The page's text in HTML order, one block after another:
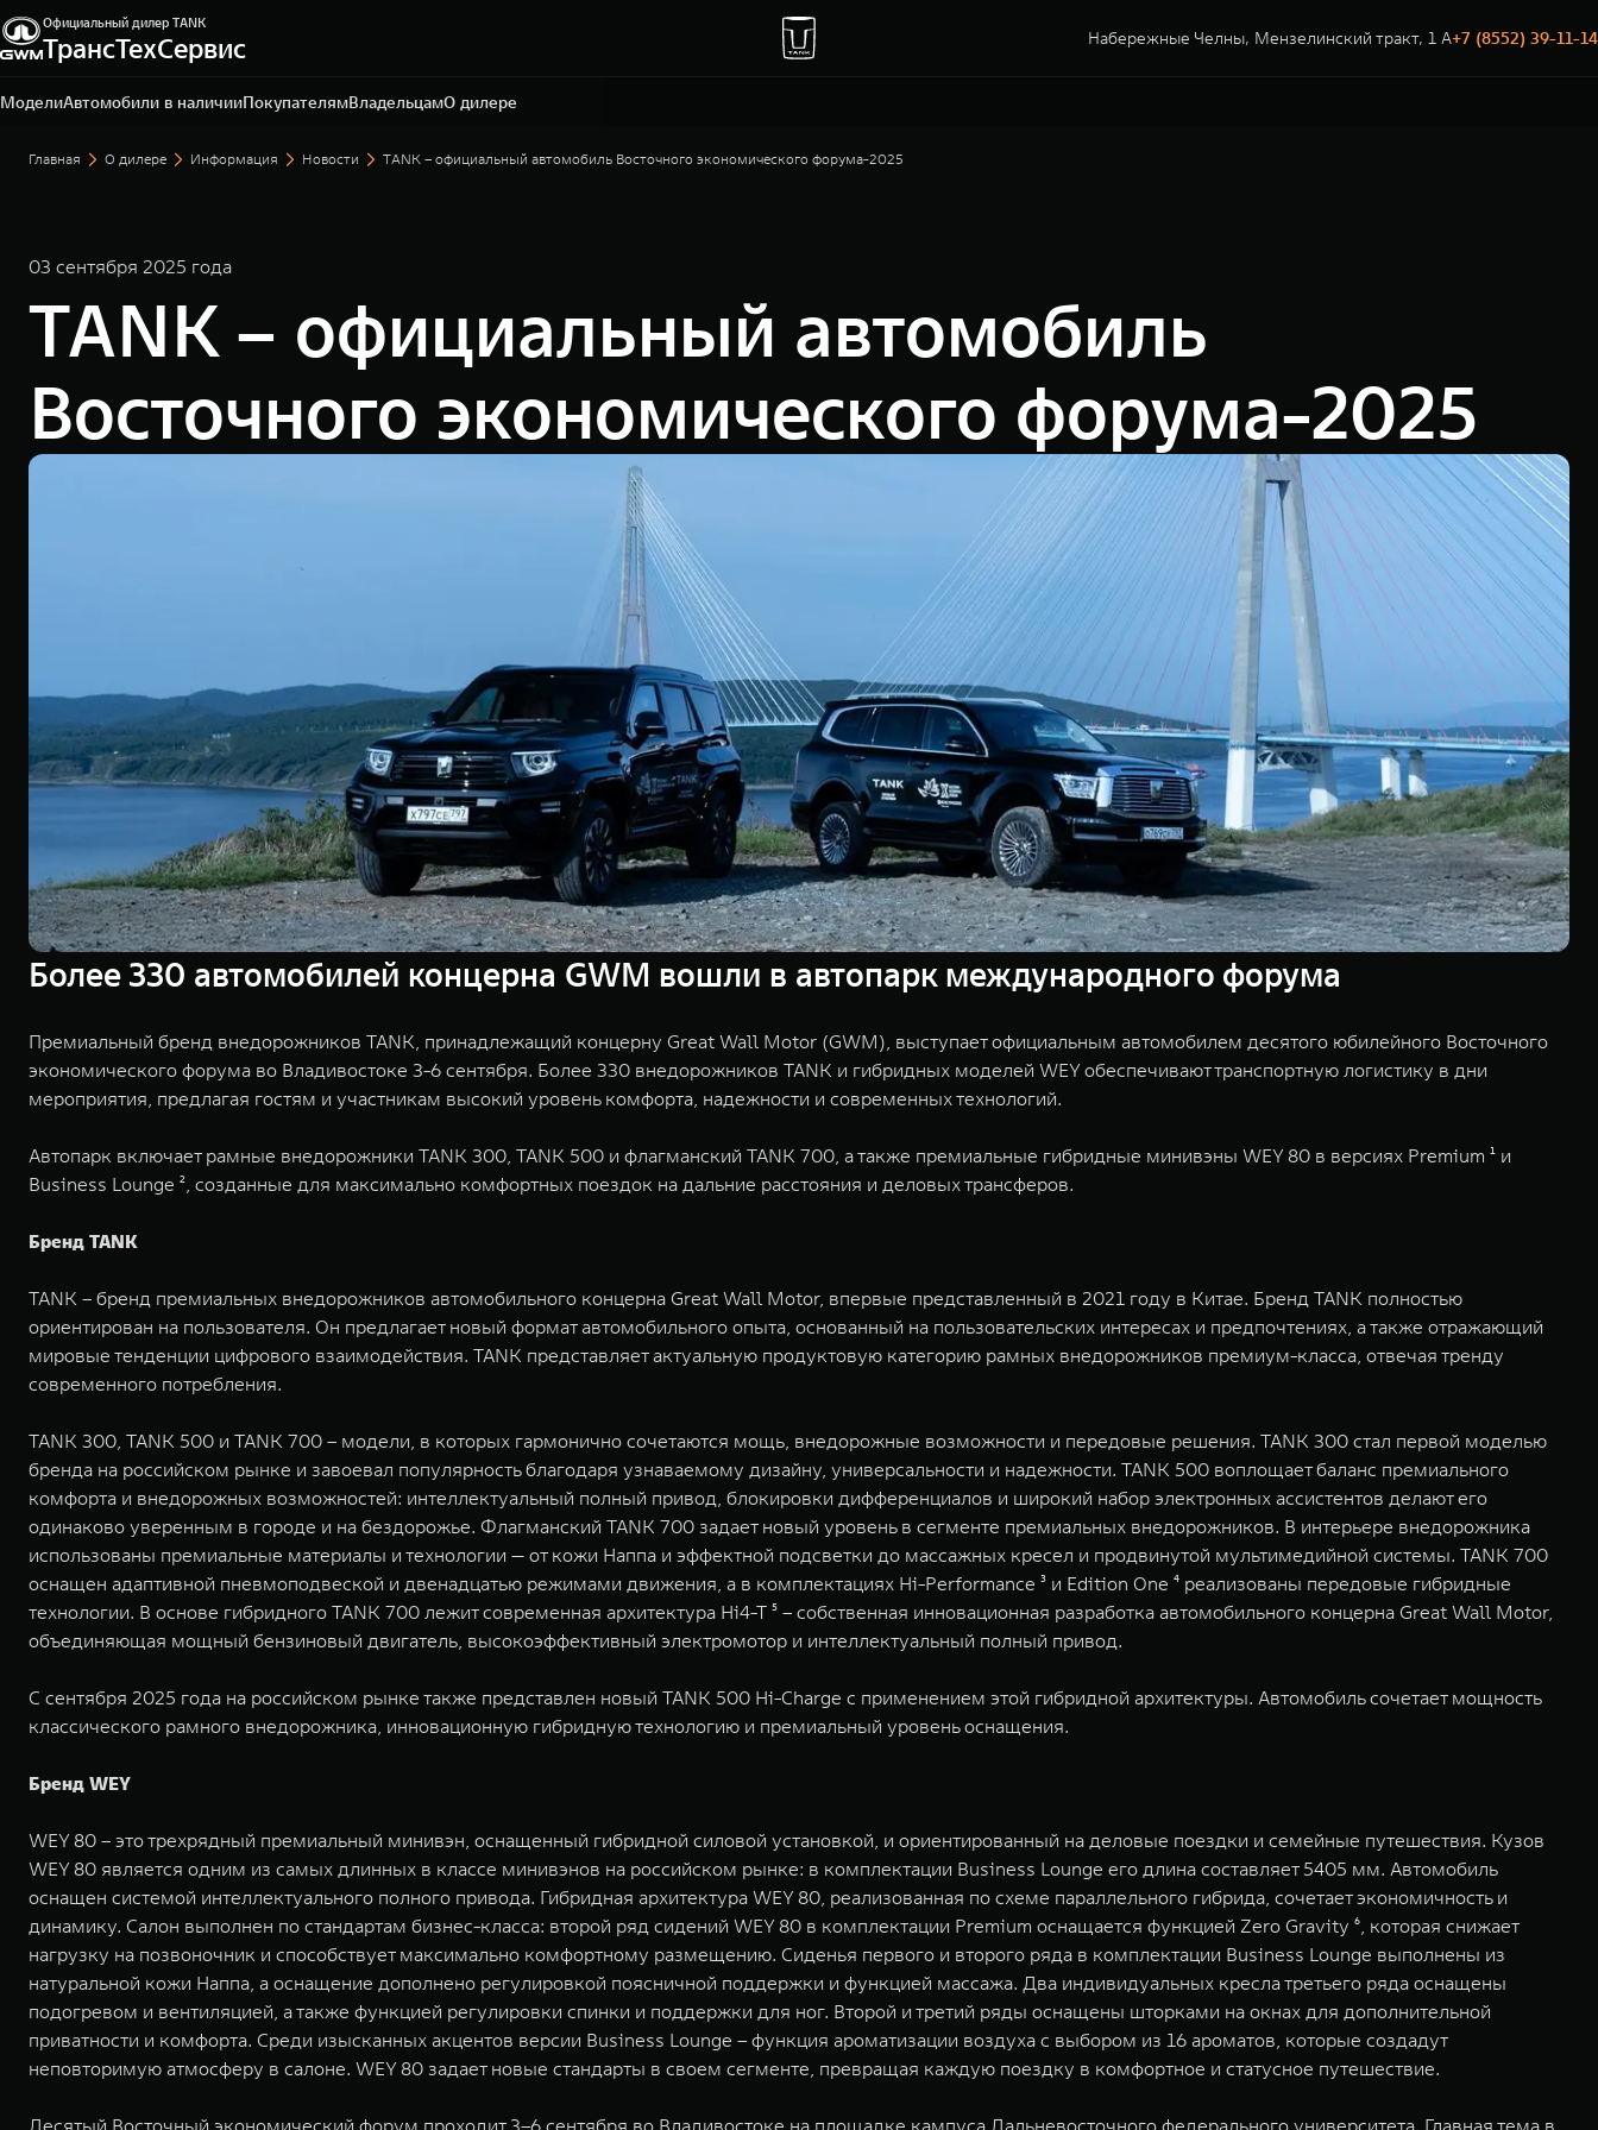
Официальный дилер TANK
ТрансТехСервис Набережные Челны, Мензелинский тракт, 1 А+7 (8552) 39-11-14
МоделиАвтомобили в наличииПокупателямВладельцамО дилере
Набережные Челны, Мензелинский тракт, 1 А
+7 (8552) 39-11-14
Главная О дилере Информация Новости TANK – официальный автомобиль Восточного экономического форума-2025
03 сентября 2025 года
TANK – официальный автомобиль
Восточного экономического форума-2025
Более 330 автомобилей концерна GWM вошли в автопарк международного форума
Премиальный бренд внедорожников TANK, принадлежащий концерну Great Wall Motor (GWM), выступает официальным автомобилем десятого юбилейного Восточного
экономического форума во Владивостоке 3-6 сентября. Более 330 внедорожников TANK и гибридных моделей WEY обеспечивают транспортную логистику в дни
мероприятия, предлагая гостям и участникам высокий уровень комфорта, надежности и современных технологий.
Автопарк включает рамные внедорожники TANK 300, TANK 500 и флагманский TANK 700, а также премиальные гибридные минивэны WEY 80 в версиях Premium ¹ и
Business Lounge ², созданные для максимально комфортных поездок на дальние расстояния и деловых трансферов.
Бренд TANK
TANK – бренд премиальных внедорожников автомобильного концерна Great Wall Motor, впервые представленный в 2021 году в Китае. Бренд TANK полностью
ориентирован на пользователя. Он предлагает новый формат автомобильного опыта, основанный на пользовательских интересах и предпочтениях, а также отражающий
мировые тенденции цифрового взаимодействия. TANK представляет актуальную продуктовую категорию рамных внедорожников премиум-класса, отвечая тренду
современного потребления.
TANK 300, TANK 500 и TANK 700 – модели, в которых гармонично сочетаются мощь, внедорожные возможности и передовые решения. TANK 300 стал первой моделью
бренда на российском рынке и завоевал популярность благодаря узнаваемому дизайну, универсальности и надежности. TANK 500 воплощает баланс премиального
комфорта и внедорожных возможностей: интеллектуальный полный привод, блокировки дифференциалов и широкий набор электронных ассистентов делают его
одинаково уверенным в городе и на бездорожье. Флагманский TANK 700 задает новый уровень в сегменте премиальных внедорожников. В интерьере внедорожника
использованы премиальные материалы и технологии — от кожи Наппа и эффектной подсветки до массажных кресел и продвинутой мультимедийной системы. TANK 700
оснащен адаптивной пневмоподвеской и двенадцатью режимами движения, а в комплектациях Hi-Performance ³ и Edition One ⁴ реализованы передовые гибридные
технологии. В основе гибридного TANK 700 лежит современная архитектура Hi4-T ⁵ – собственная инновационная разработка автомобильного концерна Great Wall Motor,
объединяющая мощный бензиновый двигатель, высокоэффективный электромотор и интеллектуальный полный привод.
С сентября 2025 года на российском рынке также представлен новый TANK 500 Hi-Charge с применением этой гибридной архитектуры. Автомобиль сочетает мощность
классического рамного внедорожника, инновационную гибридную технологию и премиальный уровень оснащения.
Бренд WEY
WEY 80 – это трехрядный премиальный минивэн, оснащенный гибридной силовой установкой, и ориентированный на деловые поездки и семейные путешествия. Кузов
WEY 80 является одним из самых длинных в классе минивэнов на российском рынке: в комплектации Business Lounge его длина составляет 5405 мм. Автомобиль
оснащен системой интеллектуального полного привода. Гибридная архитектура WEY 80, реализованная по схеме параллельного гибрида, сочетает экономичность и
динамику. Салон выполнен по стандартам бизнес-класса: второй ряд сидений WEY 80 в комплектации Premium оснащается функцией Zero Gravity ⁶, которая снижает
нагрузку на позвоночник и способствует максимально комфортному размещению. Сиденья первого и второго ряда в комплектации Business Lounge выполнены из
натуральной кожи Наппа, а оснащение дополнено регулировкой поясничной поддержки и функцией массажа. Два индивидуальных кресла третьего ряда оснащены
подогревом и вентиляцией, а также функцией регулировки спинки и поддержки для ног. Второй и третий ряды оснащены шторками на окнах для дополнительной
приватности и комфорта. Среди изысканных акцентов версии Business Lounge – функция ароматизации воздуха с выбором из 16 ароматов, которые создадут
неповторимую атмосферу в салоне. WEY 80 задает новые стандарты в своем сегменте, превращая каждую поездку в комфортное и статусное путешествие.